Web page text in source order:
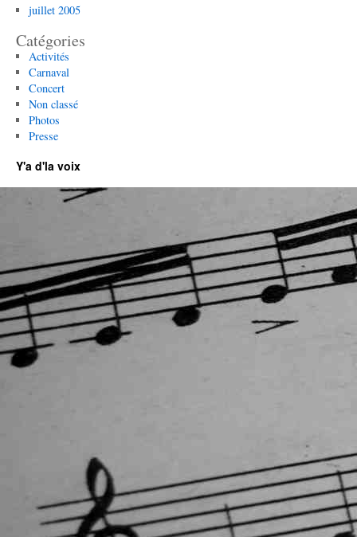
juillet 2005
Catégories
Activités
Carnaval
Concert
Non classé
Photos
Presse
Y'a d'la voix